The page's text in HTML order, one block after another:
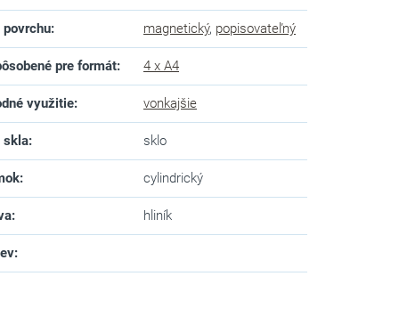
povrchu: magnetický, popisovateľný
pre formát: 4 x A4
využitie: vonkajšie
skla: sklo
: cylindrický
: hliník
: